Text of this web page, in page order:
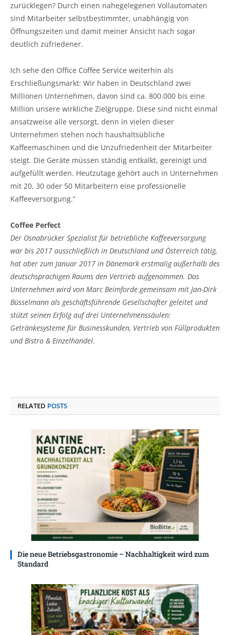
zurücklegen? Durch einen nahegelegenen Vollautomaten
sind Mitarbeiter selbstbestimmter, unabhängig von
Öffnungszeiten und damit meiner Ansicht nach sogar
deutlich zufriedener.
Ich sehe den Office Coffee Service weiterhin als
Erschließungsmarkt: Wir haben in Deutschland zwei
Millionen Unternehmen, davon sind ca. 800.000 bis eine
Million unsere wirkliche Zielgruppe. Diese sind nicht einmal
ansatzweise alle versorgt, denn in vielen dieser
Unternehmen stehen noch haushaltsübliche
Kaffeemaschinen und die Unzufriedenheit der Mitarbeiter
steigt. Die Geräte müssen ständig entkalkt, gereinigt und
aufgefüllt werden. Heutzutage gehört auch in Unternehmen
mit 20, 30 oder 50 Mitarbeitern eine professionelle
Kaffeeversorgung.“
Coffee Perfect
Der Osnabrücker Spezialist für betriebliche Kaffeeversorgung
war bis 2017 ausschließlich in Deutschland und Österreich tätig,
hat aber zum Januar 2017 in Dänemark erstmalig außerhalb des
deutschsprachigen Raums den Vertrieb aufgenommen. Das
Unternehmen wird von Marc Beimforde gemeinsam mit Jan-Dirk
Büsselmann als geschäftsführende Gesellschafter geleitet und
stützt seinen Erfolg auf drei Unternehmens­säulen:
Getränkesysteme für Businesskunden, Vertrieb von Füllprodukten
und Bistro & Einzelhandel.
RELATED POSTS
Die neue Betriebsgastronomie – Nachhaltigkeit wird zum
Standard